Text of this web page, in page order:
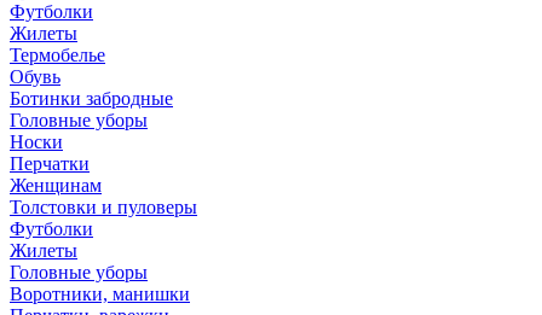
Футболки
Жилеты
Термобелье
Обувь
Ботинки забродные
Головные уборы
Носки
Перчатки
Женщинам
Толстовки и пуловеры
Футболки
Жилеты
Головные уборы
Воротники, манишки